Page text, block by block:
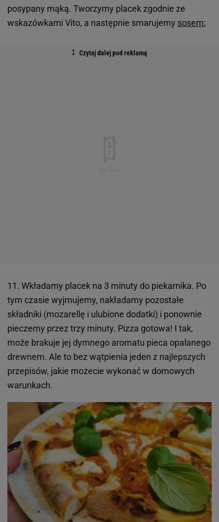
posypany mąką. Tworzymy placek zgodnie ze
wskazówkami Vito, a następnie smarujemy sosem;
11. Wkładamy placek na 3 minuty do piekarnika. Po
tym czasie wyjmujemy, nakładamy pozostałe
składniki (mozarellę i ulubione dodatki) i ponownie
pieczemy przez trzy minuty. Pizza gotowa! I tak,
może brakuje jej dymnego aromatu pieca opalanego
drewnem. Ale to bez wątpienia jeden z najlepszych
przepisów, jakie możecie wykonać w domowych
warunkach.